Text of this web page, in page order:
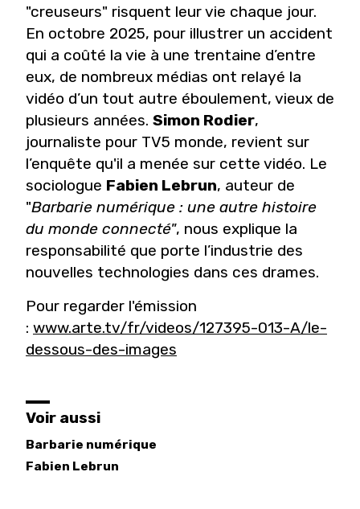
"creuseurs" risquent leur vie chaque jour.
En octobre 2025, pour illustrer un accident
qui a coûté la vie à une trentaine d’entre
eux, de nombreux médias ont relayé la
vidéo d’un tout autre éboulement, vieux de
plusieurs années. Simon Rodier,
journaliste pour TV5 monde, revient sur
l’enquête qu'il a menée sur cette vidéo. Le
sociologue Fabien Lebrun, auteur de
"Barbarie numérique : une autre histoire
du monde connecté", nous explique la
responsabilité que porte l’industrie des
nouvelles technologies dans ces drames.
Pour regarder l'émission
: www.arte.tv/fr/videos/127395-013-A/le-
dessous-des-images
Voir aussi
Barbarie numérique
Fabien Lebrun